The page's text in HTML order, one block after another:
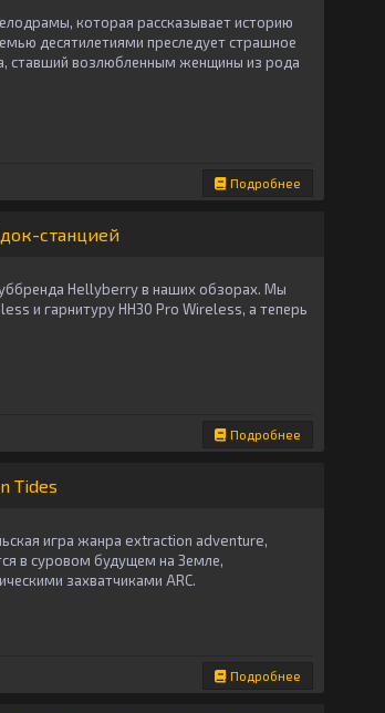
которая рассказывает историю
десятилетиями преследует страшное
ставший возлюбленным женщины из рода
Подробнее
станцией
Hellyberry в наших обзорах. Мы
и гарнитуру HH30 Pro Wireless, а теперь
Подробнее
Tides
игра жанра extraction adventure,
в суровом будущем на Земле,
захватчиками ARC.
Подробнее